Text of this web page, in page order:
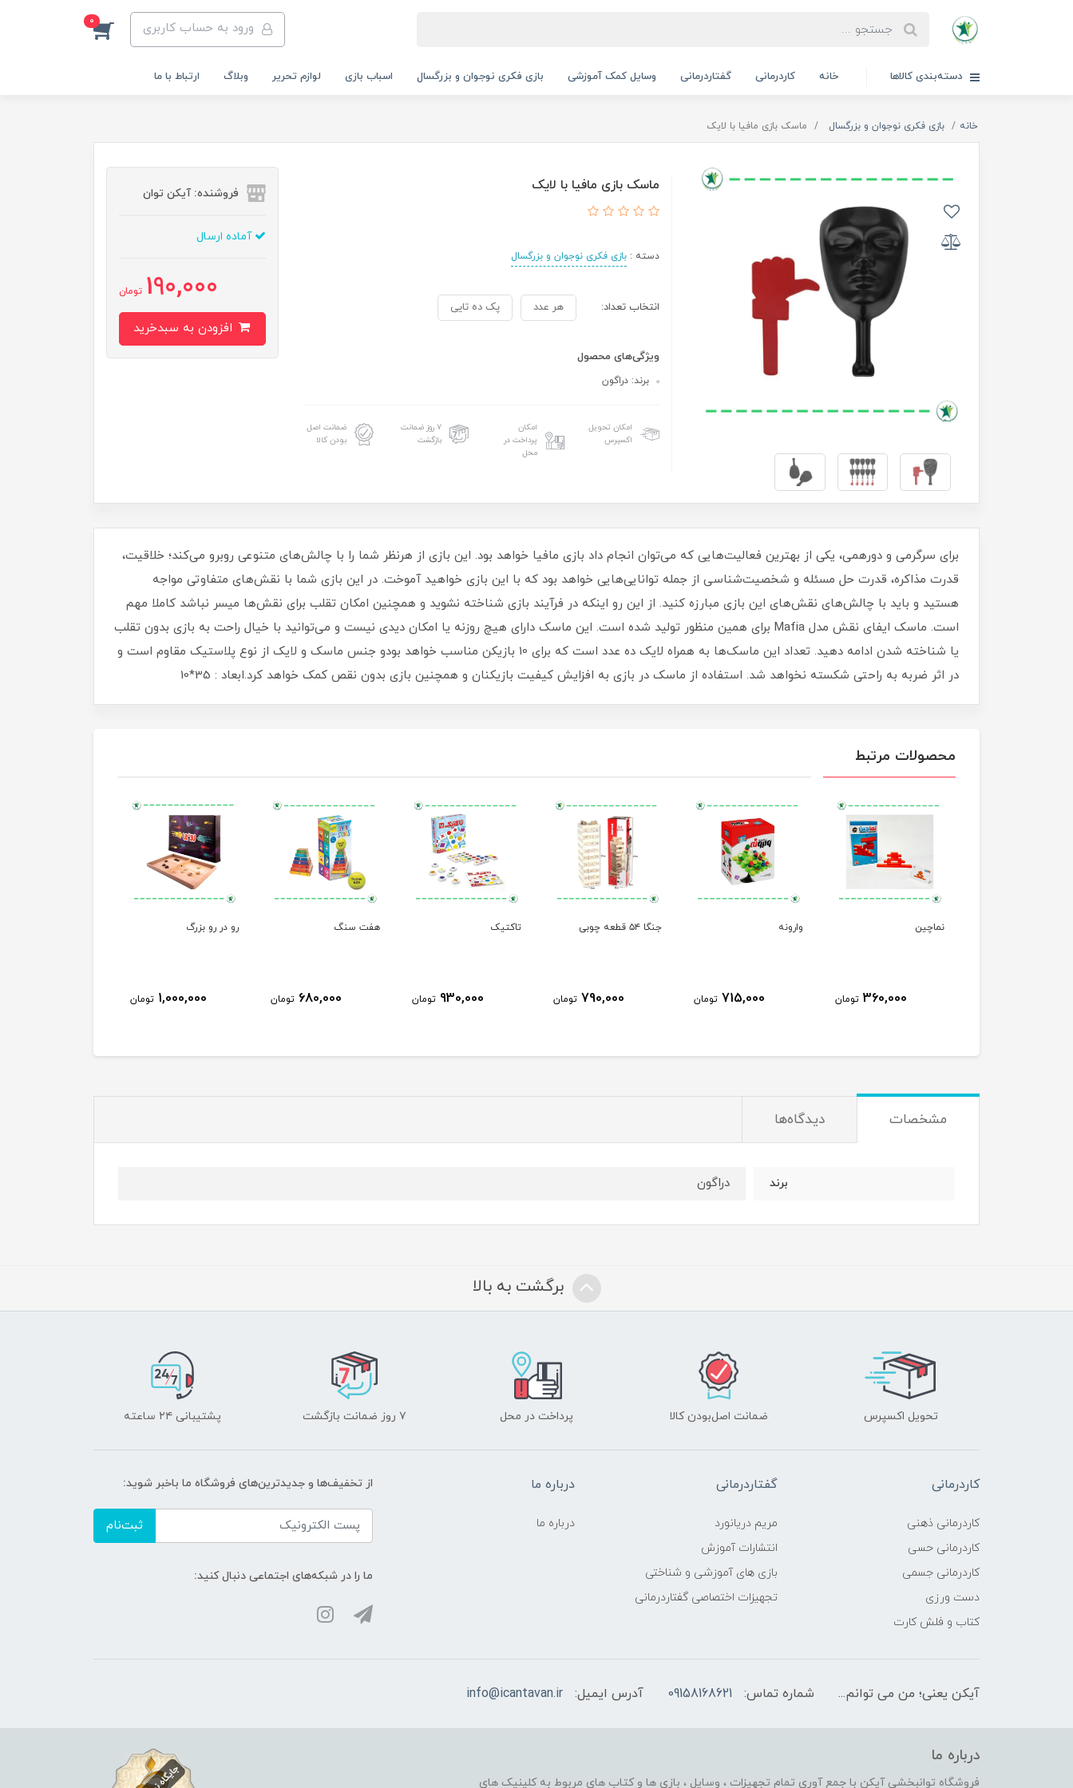
ورود به حساب کاربری 0
دسته‌بندی کالاها خانه کاردرمانی گفتاردرمانی وسایل کمک آموزشی بازی فکری نوجوان و بزرگسال اسباب بازی لوازم تحریر وبلاگ ارتباط با ما
خانه بازی فکری نوجوان و بزرگسال ماسک بازی مافیا با لایک
ماسک بازی مافیا با لایک
دسته :بازی فکری نوجوان و بزرگسال
انتخاب تعداد: هر عدد پک ده تایی
ویژگی‌های محصول
برند: دراگون
امکان تحویل
اکسپرس
امکان
پرداخت در
محل
۷ روز ضمانت
بازگشت
ضمانت اصل
بودن کالا
فروشنده: آیکن توان
آماده ارسال
190,000 تومان
برای سرگرمی و دورهمی، یکی از بهترین فعالیت‌هایی که می‌توان انجام داد بازی مافیا خواهد بود. این بازی از هرنظر شما را با چالش‌های متنوعی روبرو می‌کند؛ خلاقیت،
قدرت مذاکره، قدرت حل مسئله و شخصیت‌شناسی از جمله توانایی‌هایی خواهد بود که با این بازی خواهید آموخت. در این بازی شما با نقش‌های متفاوتی مواجه
هستید و باید با چالش‌های نقش‌های این بازی مبارزه کنید. از این رو اینکه در فرآیند بازی شناخته نشوید و همچنین امکان تقلب برای نقش‌ها میسر نباشد کاملا مهم
است. ماسک ایفای نقش مدل Mafia برای همین منظور تولید شده است. این ماسک دارای هیچ روزنه یا امکان دیدی نیست و می‌توانید با خیال راحت به بازی بدون تقلب
یا شناخته شدن ادامه دهید. تعداد این ماسک‌ها به همراه لایک ده عدد است که برای 10 بازیکن مناسب خواهد بودو جنس ماسک و لایک از نوع پلاستیک مقاوم است و
در اثر ضربه به راحتی شکسته نخواهد شد. استفاده از ماسک در بازی به افزایش کیفیت بازیکنان و همچنین بازی بدون نقص کمک خواهد کرد.ابعاد : 35*10
محصولات مرتبط
نماچین
360,000 تومان
وارونه
715,000 تومان
جنگا ۵۴ قطعه چوبی
790,000 تومان
تاکتیک
930,000 تومان
هفت سنگ
680,000 تومان
رو در رو بزرگ
1,000,000 تومان
مشخصات دیدگاه‌ها
برند دراگون
برگشت به بالا
تحویل اکسپرس ضمانت اصل‌بودن کالا پرداخت در محل ۷ روز ضمانت بازگشت پشتیبانی ۲۴ ساعته
کاردرمانی
کاردرمانی ذهنی
کاردرمانی حسی
کاردرمانی جسمی
دست ورزی
کتاب و فلش کارت
گفتاردرمانی
مریم دریانورد
انتشارات آموزش
بازی های آموزشی و شناختی
تجهیزات اختصاصی گفتاردرمانی
درباره ما
درباره ما
از تخفیف‌ها و جدیدترین‌های فروشگاه ما باخبر شوید:
ثبت‌نام
ما را در شبکه‌های اجتماعی دنبال کنید:
آیکن یعنی؛ من می توانم... شماره تماس: 09158168621 آدرس ایمیل: info@icantavan.ir
درباره ما
فروشگاه توانبخشی آیکن با جمع آوری تمام تجهیزات ، وسایل ، بازی ها و کتاب های مربوط به کلینیک های